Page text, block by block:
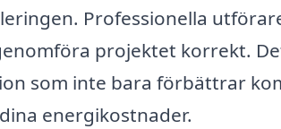
Professionella
projektet korrekt.
som inte bara förbättrar
energikostnader.